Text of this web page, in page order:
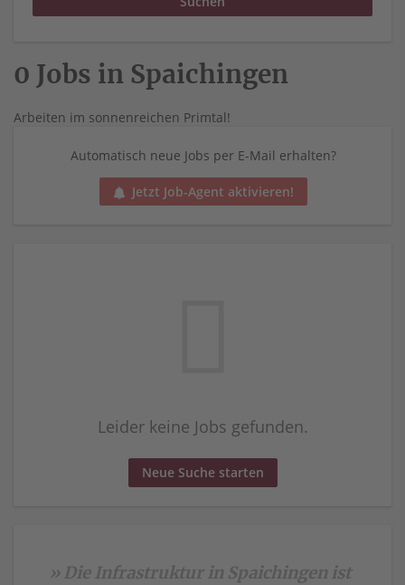
0 Jobs in Spaichingen
Arbeiten im sonnenreichen Primtal!
Automatisch neue Jobs per E-Mail erhalten?
Jetzt Job-Agent aktivieren!
Leider keine Jobs gefunden.
Neue Suche starten
» Die Infrastruktur in Spaichingen ist